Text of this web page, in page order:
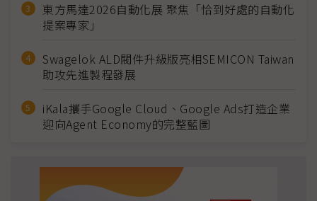
東方馬達2026自動化展 聚焦「恰到好處的自動化
提案專家」
Swagelok ALD閥件升級版亮相SEMICON Taiwan
助攻先進製程發展
iKala攜手Google Cloud、Google Ads打造企業
迎向Agent Economy的完整藍圖